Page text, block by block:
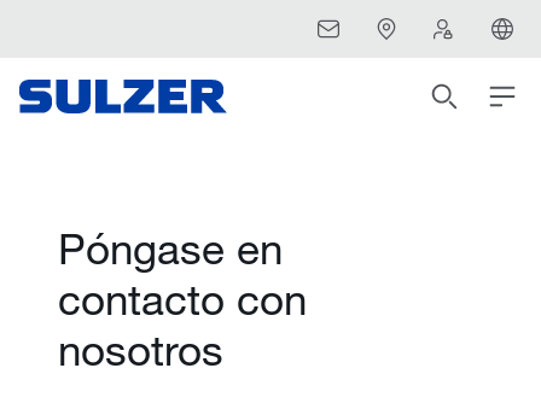
Póngase en
contacto con
nosotros